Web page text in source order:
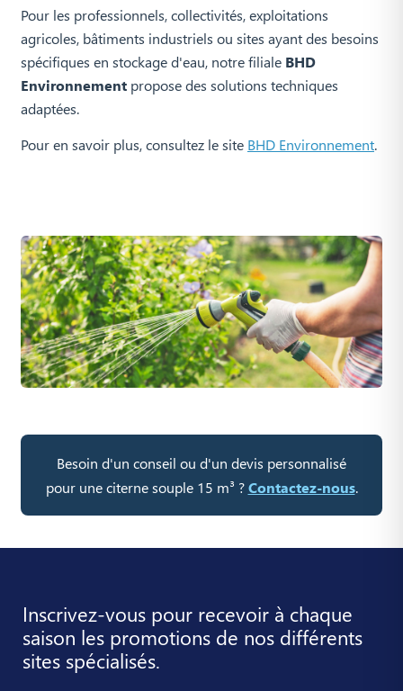
Pour les professionnels, collectivités, exploitations
agricoles, bâtiments industriels ou sites ayant des besoins
spécifiques en stockage d'eau, notre filiale BHD
Environnement propose des solutions techniques
adaptées.
Pour en savoir plus, consultez le site BHD Environnement.
Besoin d'un conseil ou d'un devis personnalisé
pour une citerne souple 15 m³ ?Contactez-nous.
Inscrivez-vous pour recevoir à chaque
saison les promotions de nos différents
sites spécialisés.